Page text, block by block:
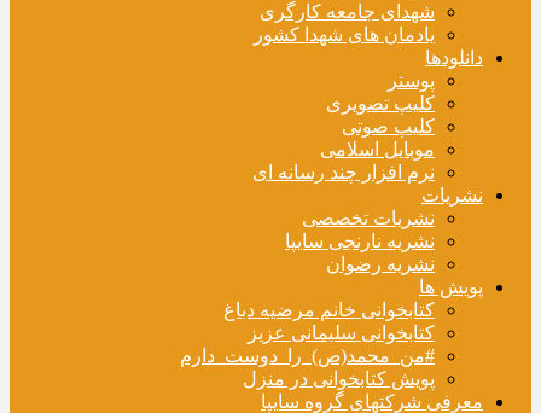
شهدای جامعه کارگری
یادمان های شهدا کشور
دانلودها
پوستر
کلیپ تصویری
کلیپ صوتی
موبایل اسلامی
نرم افزار چند رسانه ای
نشریات
نشریات تخصصی
نشریه نارنجی سایپا
نشریه رضوان
پویش ها
کتابخوانی خانم مرضیه دباغ
کتابخوانی سلیمانی عزیز
#من_محمد(ص)_را_دوست_دارم
پویش کتابخوانی در منزل
معرفی شرکتهای گروه سایپا